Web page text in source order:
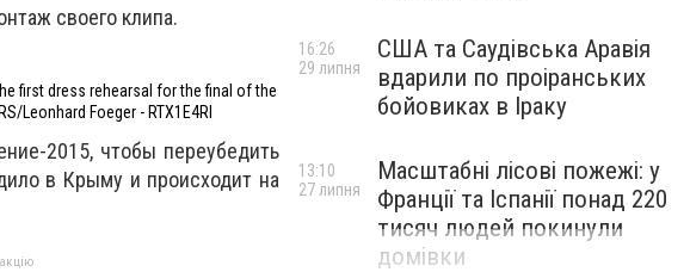
своего клипа.
first dress rehearsal for the final of the
Leonhard Foeger - RTX1E4RI
2015, чтобы переубедить
в Крыму и происходит на
США та Саудівська Аравія
вдарили по проіранських
бойовиках в Іраку
16:26
29 липня
Масштабні лісові пожежі: у
Франції та Іспанії понад 220
тисяч людей покинули
домівки
13:10
27 липня